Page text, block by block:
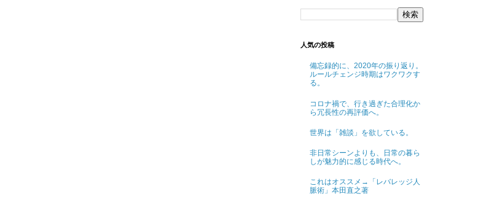
人気の投稿
備忘録的に、2020年の振り返り。
ルールチェンジ時期はワクワクす
る。
コロナ禍で、行き過ぎた合理化か
ら冗長性の再評価へ。
世界は「雑談」を欲している。
非日常シーンよりも、日常の暮ら
しが魅力的に感じる時代へ。
これはオススメ→「レバレッジ人
脈術」本田直之著